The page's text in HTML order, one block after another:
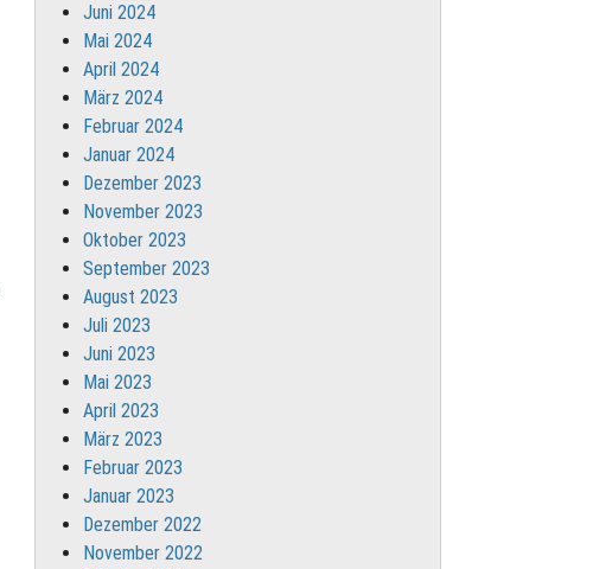
Juni 2024
Mai 2024
April 2024
März 2024
Februar 2024
Januar 2024
Dezember 2023
November 2023
Oktober 2023
September 2023
August 2023
Juli 2023
Juni 2023
Mai 2023
April 2023
März 2023
Februar 2023
Januar 2023
Dezember 2022
November 2022